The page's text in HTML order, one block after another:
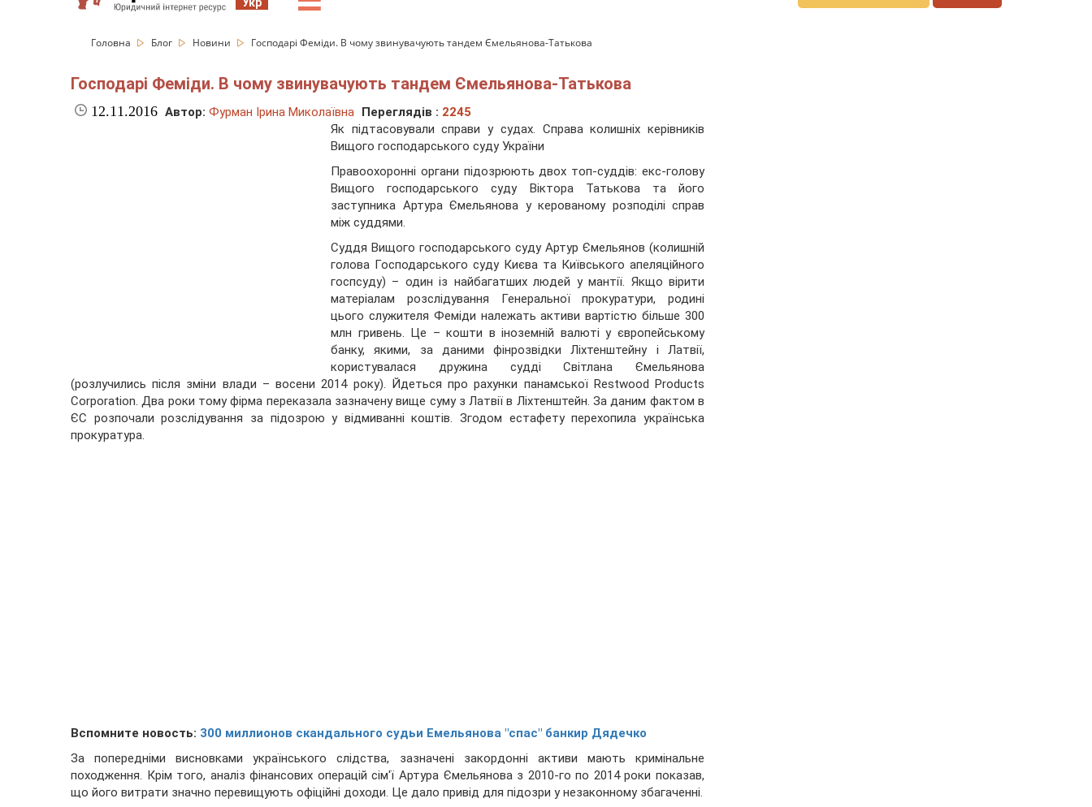
Головна Блог Новини Господарі Феміди. В чому звинувачують тандем Ємельянова-Татькова
Господарі Феміди. В чому звинувачують тандем Ємельянова-Татькова
12.11.2016 Автор: Фурман Ірина Миколаївна Переглядів : 2245
Як підтасовували справи у судах. Справа колишніх керівників
Вищого господарського суду України
Правоохоронні органи підозрюють двох топ-суддів: екс-голову
Вищого господарського суду Віктора Татькова та його
заступника Артура Ємельянова у керованому розподілі справ
між суддями.
Суддя Вищого господарського суду Артур Ємельянов (колишній
голова Господарського суду Києва та Київського апеляційного
госпсуду) – один із найбагатших людей у мантії. Якщо вірити
матеріалам розслідування Генеральної прокуратури, родині
цього служителя Феміди належать активи вартістю більше 300
млн гривень. Це – кошти в іноземній валюті у європейському
банку, якими, за даними фінрозвідки Ліхтенштейну і Латвії,
користувалася дружина судді Світлана Ємельянова
(розлучились після зміни влади – восени 2014 року). Йдеться про рахунки панамської Restwood Products
Corporation. Два роки тому фірма переказала зазначену вище суму з Латвії в Ліхтенштейн. За даним фактом в
ЄС розпочали розслідування за підозрою у відмиванні коштів. Згодом естафету перехопила українська
прокуратура.
Вспомните новость: 300 миллионов скандального судьи Емельянова "спас" банкир Дядечко
За попередніми висновками українського слідства, зазначені закордонні активи мають кримінальне
походження. Крім того, аналіз фінансових операцій сім'ї Артура Ємельянова з 2010-го по 2014 роки показав,
що його витрати значно перевищують офіційні доходи. Це дало привід для підозри у незаконному збагаченні.